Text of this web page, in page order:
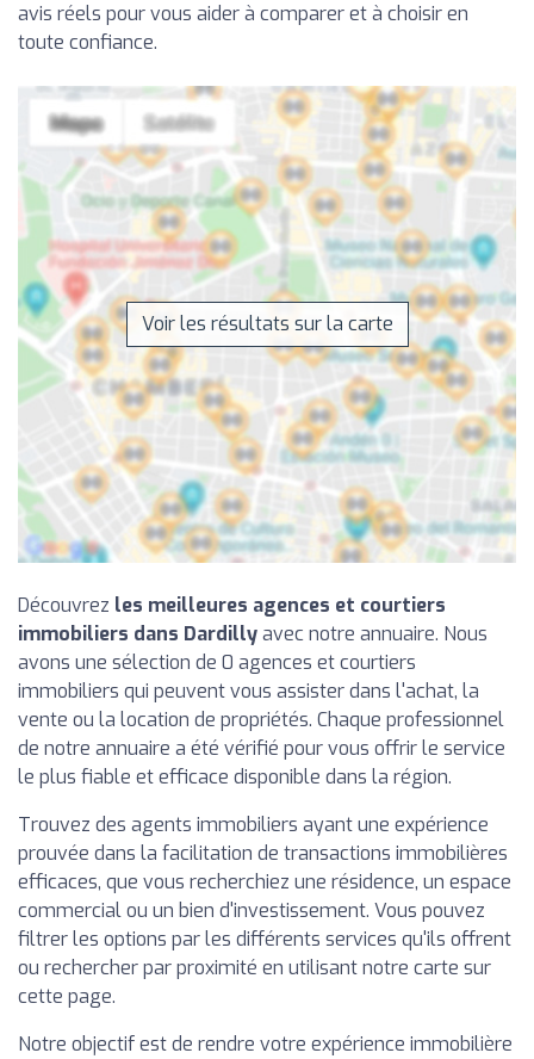
avis réels pour vous aider à comparer et à choisir en
toute confiance.
Voir les résultats sur la carte
Découvrez les meilleures agences et courtiers
immobiliers dans Dardillyavec notre annuaire. Nous
avons une sélection de 0 agences et courtiers
immobiliers qui peuvent vous assister dans l'achat, la
vente ou la location de propriétés. Chaque professionnel
de notre annuaire a été vérifié pour vous offrir le service
le plus fiable et efficace disponible dans la région.
Trouvez des agents immobiliers ayant une expérience
prouvée dans la facilitation de transactions immobilières
efficaces, que vous recherchiez une résidence, un espace
commercial ou un bien d'investissement. Vous pouvez
filtrer les options par les différents services qu'ils offrent
ou rechercher par proximité en utilisant notre carte sur
cette page.
Notre objectif est de rendre votre expérience immobilière